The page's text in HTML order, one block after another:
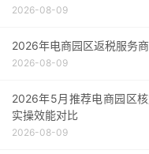
2026-08-09
2026年电商园区返税服务
2026-08-09
2026年5月推荐电商园区
实操效能对比
2026-08-09